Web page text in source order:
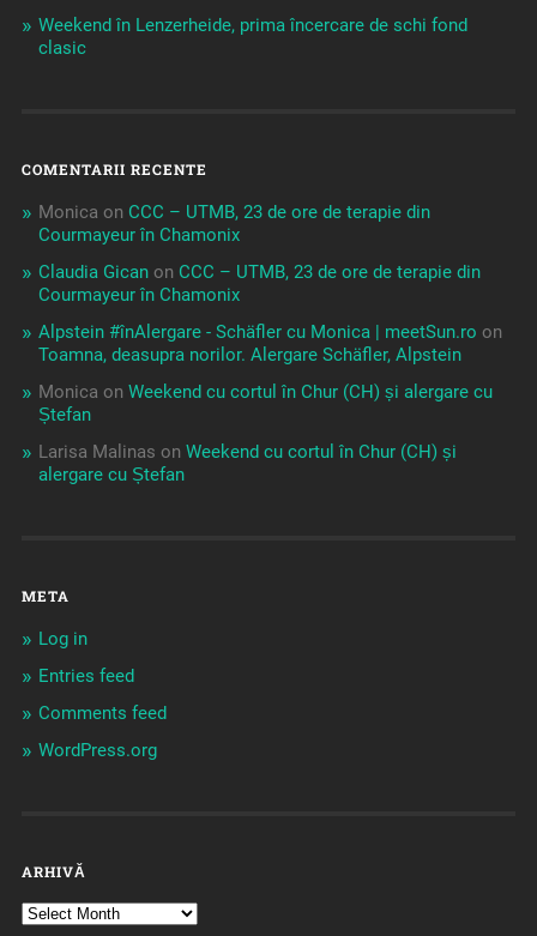
Weekend în Lenzerheide, prima încercare de schi fond
clasic
COMENTARII RECENTE
Monica on CCC – UTMB, 23 de ore de terapie din
Courmayeur în Chamonix
Claudia Gicanon CCC – UTMB, 23 de ore de terapie din
Courmayeur în Chamonix
Alpstein #înAlergare - Schäfler cu Monica | meetSun.ro on
Toamna, deasupra norilor. Alergare Schäfler, Alpstein
Monica on Weekend cu cortul în Chur (CH) și alergare cu
Ștefan
Larisa Malinas on Weekend cu cortul în Chur (CH) și
alergare cu Ștefan
META
Log in
Entries feed
Comments feed
WordPress.org
ARHIVĂ